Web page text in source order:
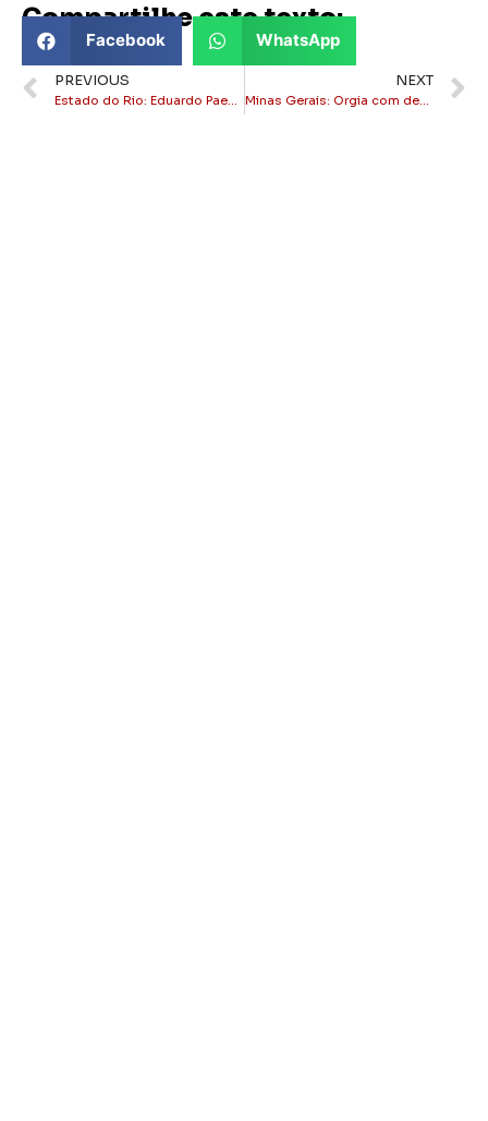
Compartilhe este texto:
Facebook WhatsApp
PREVIOUS NEXT
Minas Gerais: Orgia com dezenas de pessoas, ao ar livre, revolta moradores de Belo Horizonte